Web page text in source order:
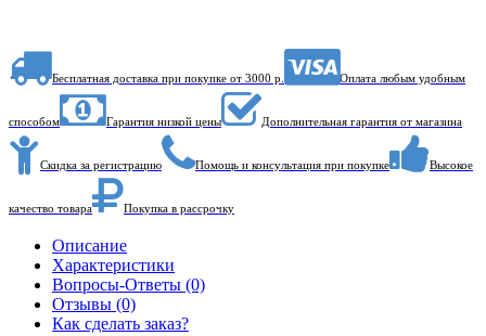
Бесплатная доставка при покупке от 3000 р. Оплата любым удобным
способом Гарантия низкой цены Дополнительная гарантия от магазина
Скидка за регистрацию Помощь и консультация при покупке Высокое
качество товара Покупка в рассрочку
Описание
Характеристики
Вопросы-Ответы (0)
Отзывы (0)
Как сделать заказ?